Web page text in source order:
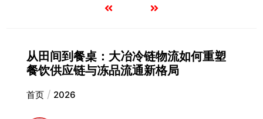
从田间到餐桌：大冶冷链物流如何重塑
餐饮供应链与冻品流通新格局
首页 2026